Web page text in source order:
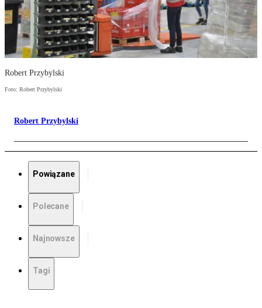
Robert Przybylski
Foto: Robert Przybylski
Robert Przybylski
Powiązane
Polecane
Najnowsze
Tagi